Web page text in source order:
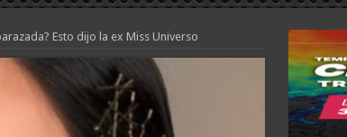
Esto dijo la ex Miss Universo